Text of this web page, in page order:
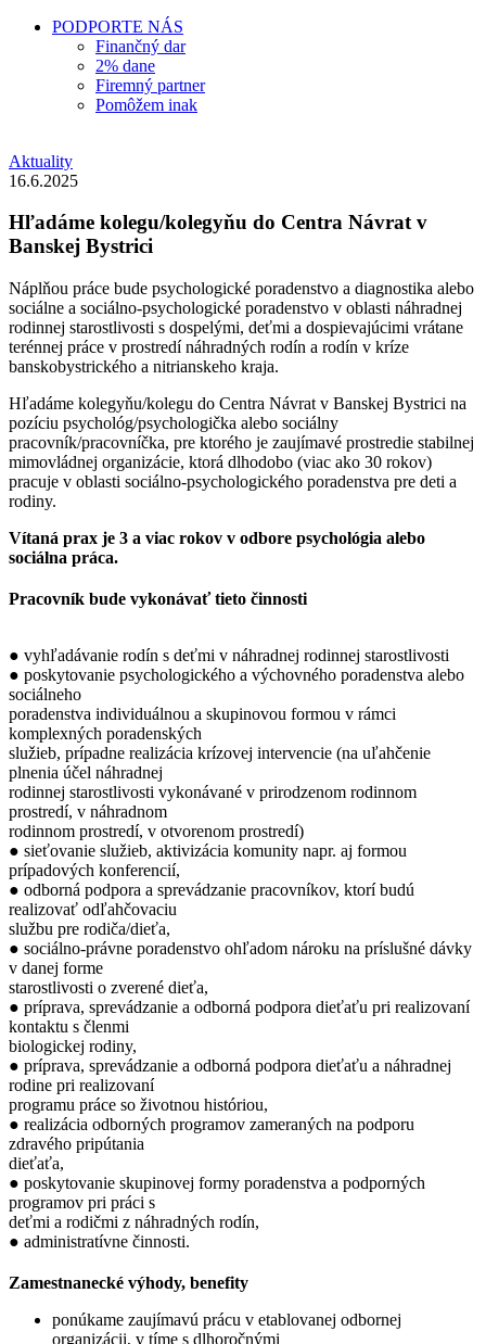
PODPORTE NÁS
Finančný dar
2% dane
Firemný partner
Pomôžem inak
Aktuality
16.6.2025
Hľadáme kolegu/kolegyňu do Centra Návrat v
Banskej Bystrici
Náplňou práce bude psychologické poradenstvo a diagnostika alebo
sociálne a sociálno-psychologické poradenstvo v oblasti náhradnej
rodinnej starostlivosti s dospelými, deťmi a dospievajúcimi vrátane
terénnej práce v prostredí náhradných rodín a rodín v kríze
banskobystrického a nitrianskeho kraja.
Hľadáme kolegyňu/kolegu do Centra Návrat v Banskej Bystrici na
pozíciu psychológ/psychologička alebo sociálny
pracovník/pracovníčka, pre ktorého je zaujímavé prostredie stabilnej
mimovládnej organizácie, ktorá dlhodobo (viac ako 30 rokov)
pracuje v oblasti sociálno-psychologického poradenstva pre deti a
rodiny.
Vítaná prax je 3 a viac rokov v odbore psychológia alebo
sociálna práca.
Pracovník bude vykonávať tieto činnosti
● vyhľadávanie rodín s deťmi v náhradnej rodinnej starostlivosti
● poskytovanie psychologického a výchovného poradenstva alebo
sociálneho
poradenstva individuálnou a skupinovou formou v rámci
komplexných poradenských
služieb, prípadne realizácia krízovej intervencie (na uľahčenie
plnenia účel náhradnej
rodinnej starostlivosti vykonávané v prirodzenom rodinnom
prostredí, v náhradnom
rodinnom prostredí, v otvorenom prostredí)
● sieťovanie služieb, aktivizácia komunity napr. aj formou
prípadových konferencií,
● odborná podpora a sprevádzanie pracovníkov, ktorí budú
realizovať odľahčovaciu
službu pre rodiča/dieťa,
● sociálno-právne poradenstvo ohľadom nároku na príslušné dávky
v danej forme
starostlivosti o zverené dieťa,
● príprava, sprevádzanie a odborná podpora dieťaťu pri realizovaní
kontaktu s členmi
biologickej rodiny,
● príprava, sprevádzanie a odborná podpora dieťaťu a náhradnej
rodine pri realizovaní
programu práce so životnou históriou,
● realizácia odborných programov zameraných na podporu
zdravého pripútania
dieťaťa,
● poskytovanie skupinovej formy poradenstva a podporných
programov pri práci s
deťmi a rodičmi z náhradných rodín,
● administratívne činnosti.
Zamestnanecké výhody, benefity
ponúkame zaujímavú prácu v etablovanej odbornej
organizácii, v tíme s dlhoročnými